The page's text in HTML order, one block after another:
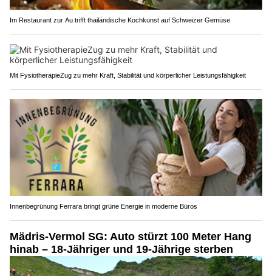
Im Restaurant zur Au trifft thailändische Kochkunst auf Schweizer Gemüse
Mit FysiotherapieZug zu mehr Kraft, Stabilität und körperlicher Leistungsfähigkeit
Innenbegrünung Ferrara bringt grüne Energie in moderne Büros
Mädris-Vermol SG: Auto stürzt 100 Meter Hang
hinab – 18-Jähriger und 19-Jährige sterben